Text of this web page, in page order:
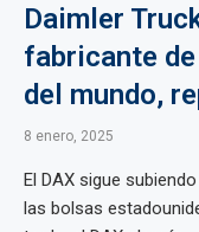
Daimler
fabricante
del mundo,
8 enero, 2025
El DAX sigue
las bolsas